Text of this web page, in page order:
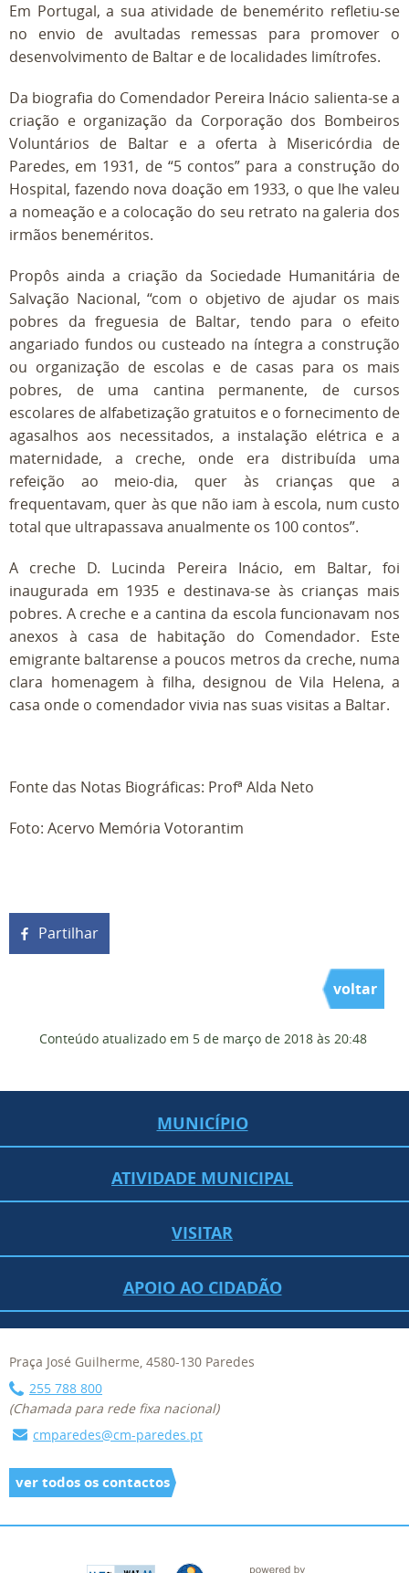
Em Portugal, a sua atividade de benemérito refletiu-se
no envio de avultadas remessas para promover o
desenvolvimento de Baltar e de localidades limítrofes.
Da biografia do Comendador Pereira Inácio salienta-se a
criação e organização da Corporação dos Bombeiros
Voluntários de Baltar e a oferta à Misericórdia de
Paredes, em 1931, de “5 contos” para a construção do
Hospital, fazendo nova doação em 1933, o que lhe valeu
a nomeação e a colocação do seu retrato na galeria dos
irmãos beneméritos.
Propôs ainda a criação da Sociedade Humanitária de
Salvação Nacional, “com o objetivo de ajudar os mais
pobres da freguesia de Baltar, tendo para o efeito
angariado fundos ou custeado na íntegra a construção
ou organização de escolas e de casas para os mais
pobres, de uma cantina permanente, de cursos
escolares de alfabetização gratuitos e o fornecimento de
agasalhos aos necessitados, a instalação elétrica e a
maternidade, a creche, onde era distribuída uma
refeição ao meio-dia, quer às crianças que a
frequentavam, quer às que não iam à escola, num custo
total que ultrapassava anualmente os 100 contos”.
A creche D. Lucinda Pereira Inácio, em Baltar, foi
inaugurada em 1935 e destinava-se às crianças mais
pobres. A creche e a cantina da escola funcionavam nos
anexos à casa de habitação do Comendador. Este
emigrante baltarense a poucos metros da creche, numa
clara homenagem à filha, designou de Vila Helena, a
casa onde o comendador vivia nas suas visitas a Baltar.
Fonte das Notas Biográficas: Profª Alda Neto
Foto: Acervo Memória Votorantim
Partilhar
voltar
Conteúdo atualizado em 5 de março de 2018 às 20:48
MUNICÍPIO
ATIVIDADE MUNICIPAL
VISITAR
APOIO AO CIDADÃO
Praça José Guilherme, 4580-130 Paredes
255 788 800
(Chamada para rede fixa nacional)
cmparedes@cm-paredes.pt
ver todos os contactos